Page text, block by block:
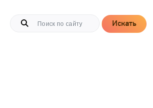
Искать